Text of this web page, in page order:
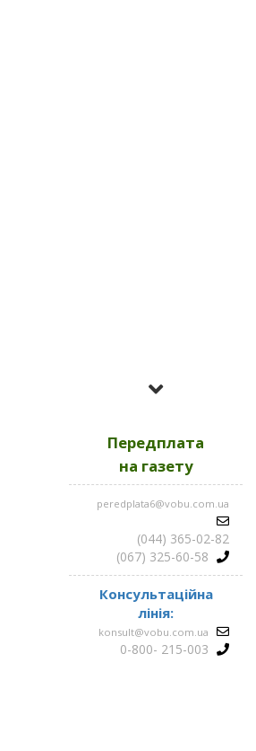
2023
Усі номери за
2022
Усі номери за
2021
Передплата
на газету
peredplata6@vobu.com.ua
(044) 365-02-82
(067) 325-60-58
Консультаційна
лінія:
konsult@vobu.com.ua
0-800- 215-003